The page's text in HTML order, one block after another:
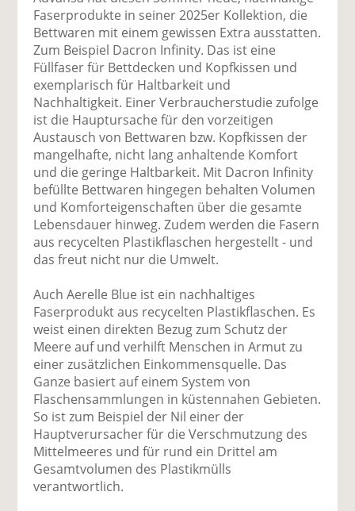
F
ac
e
b
o
k
te
il
e
n
tt
er
n
Li
n
k
e
n
il
e
n
E
m
l
er
n
d
e
n
ck
e
Faserprodukte in seiner 2025er Kollektion, die
Bettwaren mit einem gewissen Extra ausstatten.
Zum Beispiel Dacron Infinity. Das ist eine
Füllfaser für Bettdecken und Kopfkissen und
exemplarisch für Haltbarkeit und
Nachhaltigkeit. Einer Verbraucherstudie zufolge
ist die Hauptursache für den vorzeitigen
Austausch von Bettwaren bzw. Kopfkissen der
mangelhafte, nicht lang anhaltende Komfort
und die geringe Haltbarkeit. Mit Dacron Infinity
befüllte Bettwaren hingegen behalten Volumen
und Komforteigenschaften über die gesamte
Lebensdauer hinweg. Zudem werden die Fasern
aus recycelten Plastikflaschen hergestellt - und
das freut nicht nur die Umwelt.
Auch Aerelle Blue ist ein nachhaltiges
Faserprodukt aus recycelten Plastikflaschen. Es
weist einen direkten Bezug zum Schutz der
Meere auf und verhilft Menschen in Armut zu
einer zusätzlichen Einkommensquelle. Das
Ganze basiert auf einem System von
Flaschensammlungen in küstennahen Gebieten.
So ist zum Beispiel der Nil einer der
Hauptverursacher für die Verschmutzung des
Mittelmeeres und für rund ein Drittel am
Gesamtvolumen des Plastikmülls
verantwortlich.